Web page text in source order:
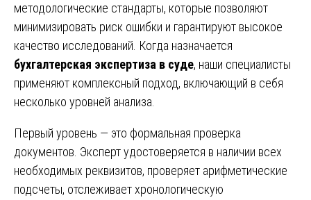
методологические стандарты, которые позволяют
минимизировать риск ошибки и гарантируют высокое
качество исследований. Когда назначается
бухгалтерская экспертиза в суде, наши специалисты
применяют комплексный подход, включающий в себя
несколько уровней анализа.
Первый уровень — это формальная проверка
документов. Эксперт удостоверяется в наличии всех
необходимых реквизитов, проверяет арифметические
подсчеты, отслеживает хронологическую